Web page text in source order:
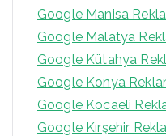
Google Manisa
Google Malatya
Google Kütahya
Google Konya
Google Kocaeli
Google Kırşehir